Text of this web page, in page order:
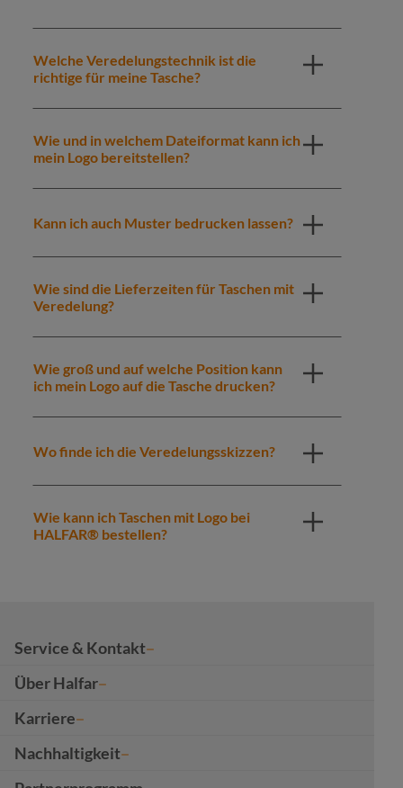
Welche Veredelungstechnik ist die
richtige für meine Tasche?
Wie und in welchem Dateiformat kann ich
mein Logo bereitstellen?
Kann ich auch Muster bedrucken lassen?
Wie sind die Lieferzeiten für Taschen mit
Veredelung?
Wie groß und auf welche Position kann
ich mein Logo auf die Tasche drucken?
Wo finde ich die Veredelungsskizzen?
Wie kann ich Taschen mit Logo bei
HALFAR® bestellen?
Service & Kontakt
Über Halfar
Karriere
Nachhaltigkeit